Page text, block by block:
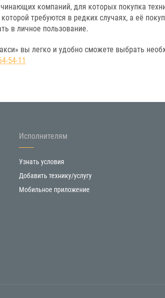
компаний, для которых покупка
требуются в редких случаях, а её
в личное пользование.
вы легко и удобно сможете выбрать
54-11
Исполнителям
Узнать условия
Добавить технику/услугу
Мобильное приложение